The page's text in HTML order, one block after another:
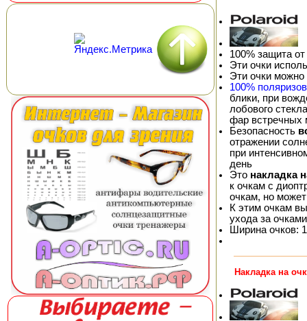
100% защита
Эти очки
Эти очки
100%
блики, при
лобового
фар встречных
Безопасность
отражении
при
день
Это накладка
к очкам с
очкам, но
К этим очкам
ухода за очками
Ширина очков:
Накладка на